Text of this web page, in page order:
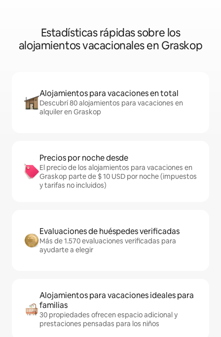
Estadísticas rápidas sobre los
alojamientos vacacionales en Graskop
Alojamientos para vacaciones en total
Descubrí 80 alojamientos para vacaciones en
alquiler en Graskop
Precios por noche desde
El precio de los alojamientos para vacaciones en
Graskop parte de $ 10 USD por noche (impuestos
y tarifas no incluidos)
Evaluaciones de huéspedes verificadas
Más de 1.570 evaluaciones verificadas para
ayudarte a elegir
Alojamientos para vacaciones ideales para
familias
30 propiedades ofrecen espacio adicional y
prestaciones pensadas para los niños